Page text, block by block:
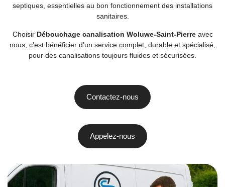
septiques, essentielles au bon fonctionnement des installations
sanitaires.
Choisir Débouchage canalisation Woluwe-Saint-Pierreavec
nous, c’est bénéficier d’un service complet, durable et spécialisé,
pour des canalisations toujours fluides et sécurisées.
Contactez-nous
Appelez-nous